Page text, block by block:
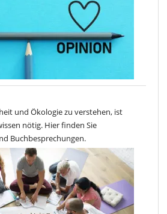
und Ökologie zu verstehen, ist
nötig. Hier finden Sie
Buchbesprechungen.